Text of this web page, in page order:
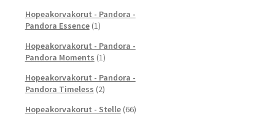
Hopeakorvakorut - Pandora -
Pandora Essence (1)
Hopeakorvakorut - Pandora -
Pandora Moments (1)
Hopeakorvakorut - Pandora -
Pandora Timeless (2)
Hopeakorvakorut - Stelle (66)